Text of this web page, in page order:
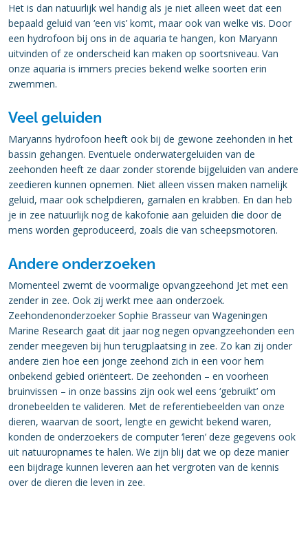
Het is dan natuurlijk wel handig als je niet alleen weet dat een
bepaald geluid van ‘een vis’ komt, maar ook van welke vis. Door
een hydrofoon bij ons in de aquaria te hangen, kon Maryann
uitvinden of ze onderscheid kan maken op soortsniveau. Van
onze aquaria is immers precies bekend welke soorten erin
zwemmen.
Veel geluiden
Maryanns hydrofoon heeft ook bij de gewone zeehonden in het
bassin gehangen. Eventuele onderwatergeluiden van de
zeehonden heeft ze daar zonder storende bijgeluiden van andere
zeedieren kunnen opnemen. Niet alleen vissen maken namelijk
geluid, maar ook schelpdieren, garnalen en krabben. En dan heb
je in zee natuurlijk nog de kakofonie aan geluiden die door de
mens worden geproduceerd, zoals die van scheepsmotoren.
Andere onderzoeken
Momenteel zwemt de voormalige opvangzeehond Jet met een
zender in zee. Ook zij werkt mee aan onderzoek.
Zeehondenonderzoeker Sophie Brasseur van Wageningen
Marine Research gaat dit jaar nog negen opvangzeehonden een
zender meegeven bij hun terugplaatsing in zee. Zo kan zij onder
andere zien hoe een jonge zeehond zich in een voor hem
onbekend gebied oriënteert. De zeehonden – en voorheen
bruinvissen – in onze bassins zijn ook wel eens ‘gebruikt’ om
dronebeelden te valideren. Met de referentiebeelden van onze
dieren, waarvan de soort, lengte en gewicht bekend waren,
konden de onderzoekers de computer ‘leren’ deze gegevens ook
uit natuuropnames te halen. We zijn blij dat we op deze manier
een bijdrage kunnen leveren aan het vergroten van de kennis
over de dieren die leven in zee.